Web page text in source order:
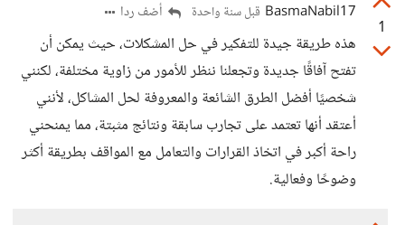
1
BasmaNabil17 قبل سنة واحدة أضف ردا
هذه طريقة جيدة للتفكير في حل المشكلات، حيث يمكن أن
تفتح آفاقًا جديدة وتجعلنا ننظر للأمور من زاوية مختلفة، لكنني
شخصيًا أفضل الطرق الشائعة والمعروفة لحل المشاكل، لأنني
أعتقد أنها تعتمد على تجارب سابقة ونتائج مثبتة، مما يمنحني
راحة أكبر في اتخاذ القرارات والتعامل مع المواقف بطريقة أكثر
وضوحًا وفعالية.